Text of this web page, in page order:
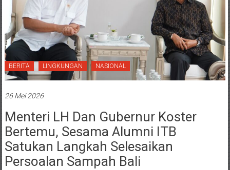
BERITA LINGKUNGAN NASIONAL
26 Mei 2026
Menteri LH Dan Gubernur Koster
Bertemu, Sesama Alumni ITB
Satukan Langkah Selesaikan
Persoalan Sampah Bali